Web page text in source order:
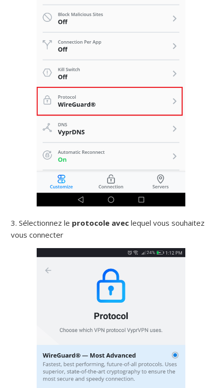
3. Sélectionnez le protocole avec lequel vous souhaitez
vous connecter